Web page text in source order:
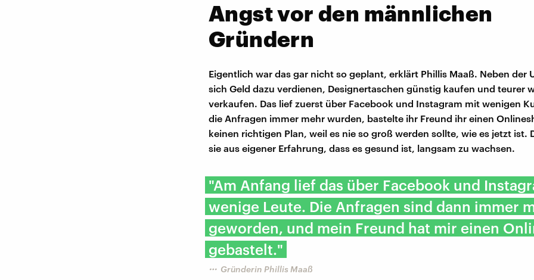
Angst vor den männlichen
Gründern
Eigentlich war das gar nicht so geplant, erklärt Phillis Maaß. Neben der
sich Geld dazu verdienen, Designertaschen günstig kaufen und teurer
verkaufen. Das lief zuerst über Facebook und Instagram mit wenigen
die Anfragen immer mehr wurden, bastelte ihr Freund ihr einen
keinen richtigen Plan, weil es nie so groß werden sollte, wie es jetzt ist.
sie aus eigener Erfahrung, dass es gesund ist, langsam zu wachsen.
"Am Anfang lief das über Facebook und
wenige Leute. Die Anfragen sind dann immer
geworden, und mein Freund hat mir einen
gebastelt."
Gründerin Phillis Maaß